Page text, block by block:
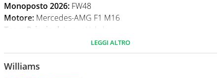
Monoposto 2026: FW48
Motore: Mercedes-AMG F1 M16
Team Principal:
James Volwless
Dorilton Capital
Piloti 2026:#23 Alexander Albone#55 Carlos Sainz
LEGGI ALTRO
Williams